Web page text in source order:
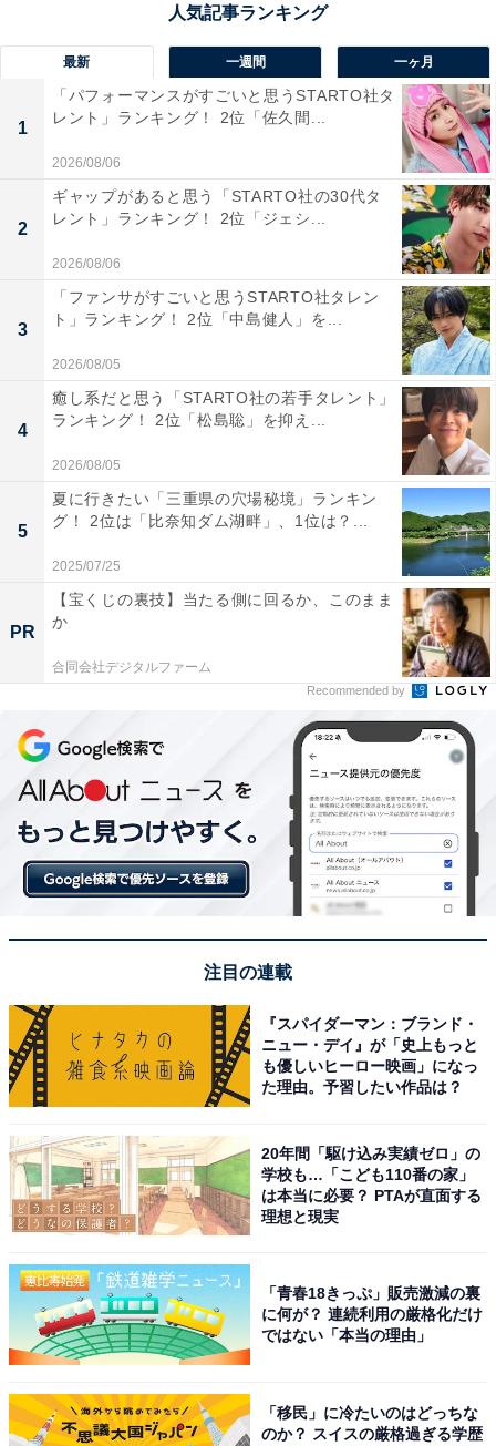
／神奈川県）、「グループ内外での人望が厚く、後輩た
ちからの尊敬も厚いイメージがあるから」（30代女性／
秋田県）などの理由があがりました。
怪物の木こり
Amazonで見る
1位：大倉忠義（SUPER EIGHT）
最新 一週間 一ヶ月
1
「パフォーマンスがすごいと思うSTARTO社タ
レント」ランキング！ 2位「佐久間...
2026/08/06
2
ギャップがあると思う「STARTO社の30代タ
レント」ランキング！ 2位「ジェシ...
2026/08/06
3
「ファンサがすごいと思うSTARTO社タレン
ト」ランキング！ 2位「中島健人」を...
2026/08/05
4
癒し系だと思う「STARTO社の若手タレント」
ランキング！ 2位「松島聡」を抑え...
2026/08/05
5
夏に行きたい「三重県の穴場秘境」ランキン
グ！ 2位は「比奈知ダム湖畔」、1位は？...
2025/07/25
PR
【宝くじの裏技】当たる側に回るか、このまま
か
合同会社デジタルファーム
Recommended by
注目の連載
『スパイダーマン：ブランド・
ニュー・デイ』が「史上もっと
も優しいヒーロー映画」になっ
た理由。予習したい作品は？
20年間「駆け込み実績ゼロ」の
学校も…「こども110番の家」
は本当に必要？ PTAが直面する
理想と現実
「青春18きっぷ」販売激減の裏
に何が？ 連続利用の厳格化だけ
ではない「本当の理由」
「移民」に冷たいのはどっちな
のか？ スイスの厳格過ぎる学歴